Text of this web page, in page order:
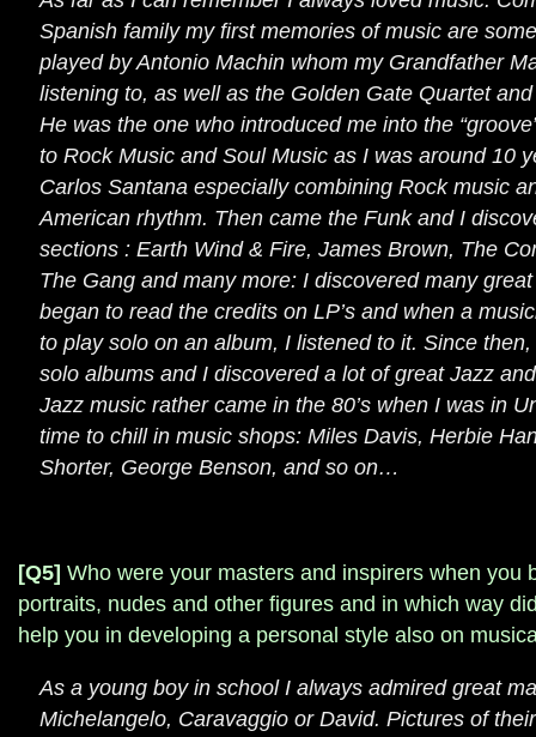
Spanish family my first memories of music are
played by Antonio Machin whom my Grandfather
listening to, as well as the Golden Gate Quartet
He was the one who introduced me into the
to Rock Music and Soul Music as I was around 10
Carlos Santana especially combining Rock music
American rhythm. Then came the Funk and I
sections : Earth Wind & Fire, James Brown, The
The Gang and many more: I discovered many
began to read the credits on LP’s and when a
to play solo on an album, I listened to it. Since
solo albums and I discovered a lot of great Jazz
Jazz music rather came in the 80’s when I was in
time to chill in music shops: Miles Davis, Herbie
Shorter, George Benson, and so on…
[Q5] Who were your masters and inspirers when you
portraits, nudes and other figures and in which way
help you in developing a personal style also on
As a young boy in school I always admired great
Michelangelo, Caravaggio or David. Pictures of